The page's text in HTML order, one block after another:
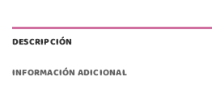
DESCRIPCIÓN
INFORMACIÓN ADICIONAL